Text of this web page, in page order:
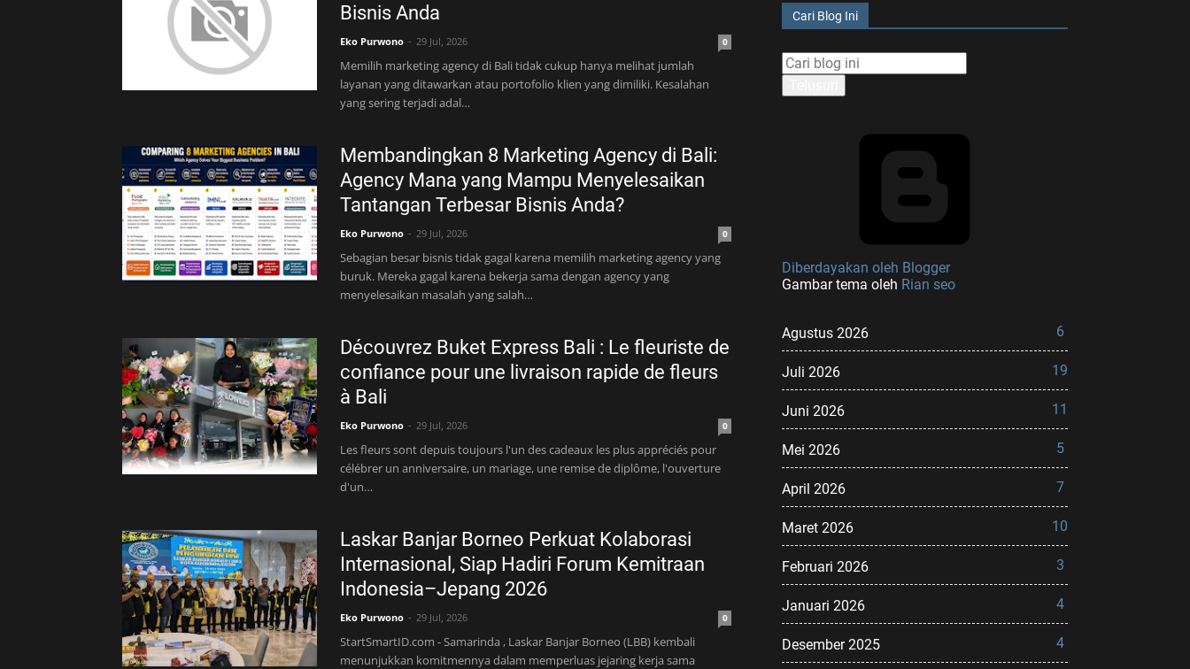
Bisnis Anda
Eko Purwono 29 Jul, 2026 0
Memilih marketing agency di Bali tidak cukup hanya melihat jumlah
layanan yang ditawarkan atau portofolio klien yang dimiliki. Kesalahan
yang sering terjadi adal…
Membandingkan 8 Marketing Agency di Bali:
Agency Mana yang Mampu Menyelesaikan
Tantangan Terbesar Bisnis Anda?
Eko Purwono 29 Jul, 2026 0
Sebagian besar bisnis tidak gagal karena memilih marketing agency yang
buruk. Mereka gagal karena bekerja sama dengan agency yang
menyelesaikan masalah yang salah…
Découvrez Buket Express Bali : Le fleuriste de
confiance pour une livraison rapide de fleurs
à Bali
Eko Purwono 29 Jul, 2026 0
Les fleurs sont depuis toujours l'un des cadeaux les plus appréciés pour
célébrer un anniversaire, un mariage, une remise de diplôme, l'ouverture
d'un…
Laskar Banjar Borneo Perkuat Kolaborasi
Internasional, Siap Hadiri Forum Kemitraan
Indonesia–Jepang 2026
Eko Purwono 29 Jul, 2026 0
StartSmartID.com - Samarinda , Laskar Banjar Borneo (LBB) kembali
menunjukkan komitmennya dalam memperluas jejaring kerja sama
Cari Blog Ini
Diberdayakan oleh Blogger
Gambar tema oleh Rian seo
Agustus 2026 6
Juli 2026 19
Juni 2026 11
Mei 2026 5
April 2026 7
Maret 2026 10
Februari 2026 3
Januari 2026 4
Desember 2025 4